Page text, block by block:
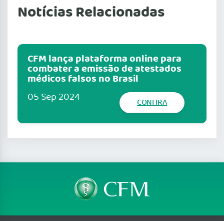
Notícias Relacionadas
CFM lança plataforma online para
combater a emissão de atestados
médicos falsos no Brasil
05 Sep 2024 CONFIRA